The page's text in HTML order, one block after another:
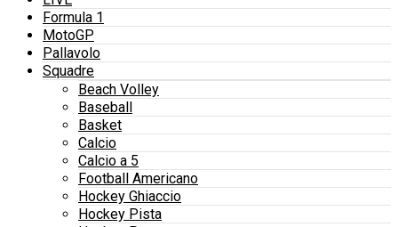
Formula 1
MotoGP
Pallavolo
Squadre
Beach Volley
Baseball
Basket
Calcio
Calcio a 5
Football Americano
Hockey Ghiaccio
Hockey Pista